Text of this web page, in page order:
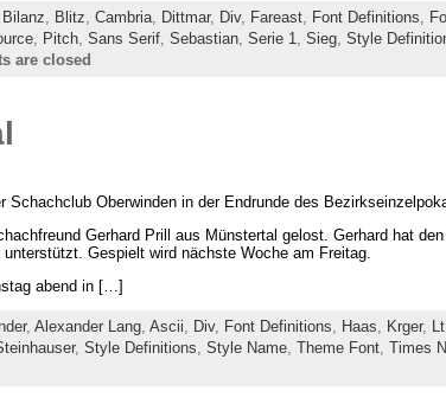
Bilanz Blitz Cambria, Dittmar, Div, Fareast, Font Definitions
, Pitch, Sans Serif, Sebastian, Serie 1 Sieg, Style
are closed
Schachclub Oberwinden in der Endrunde des
Gerhard Prill aus Münstertal gelost. Gerhard hat
Gespielt wird nächste Woche am Freitag.
abend in […]
, Alexander Lang, Ascii Div, Font Definitions Haas Krger, Lt,
, Style Definitions Style Name, Theme Font, Times